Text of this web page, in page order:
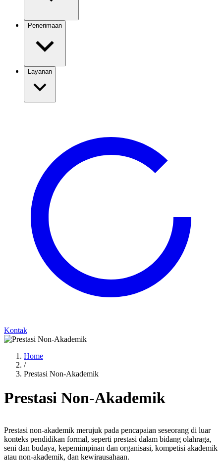
Penerimaan
Layanan
Kontak
Home
/
Prestasi Non-Akademik
Prestasi Non-Akademik
Prestasi non-akademik merujuk pada pencapaian seseorang di luar
konteks pendidikan formal, seperti prestasi dalam bidang olahraga,
seni dan budaya, kepemimpinan dan organisasi, kompetisi akademik
atau non-akademik, dan kewirausahaan.